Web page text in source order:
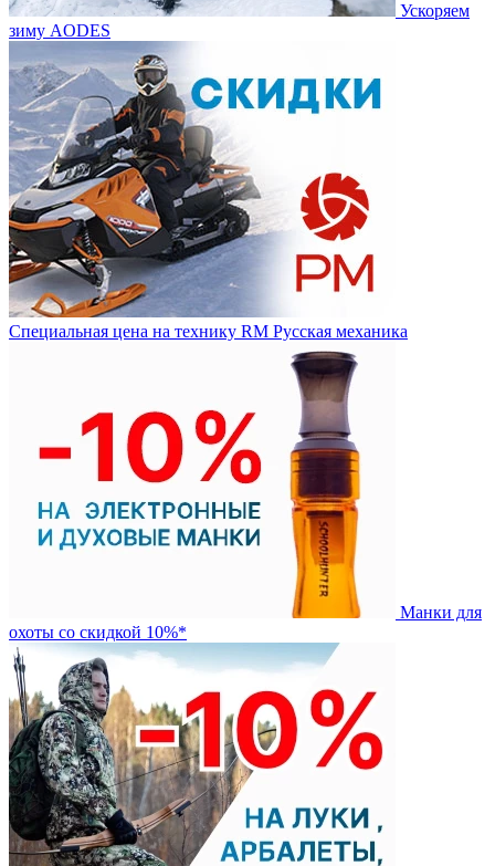
Ускоряем
зиму AODES
Специальная цена на технику RM Русская механика
Манки для
охоты со скидкой 10%*